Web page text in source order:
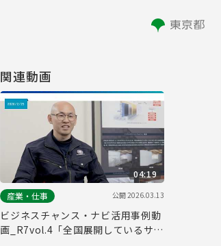
関連動画
04:19
産業・仕事
公開2026.03.13
ビジネスチャンス・ナビ活用事例動
画_R7vol.4「全国展開しているサー